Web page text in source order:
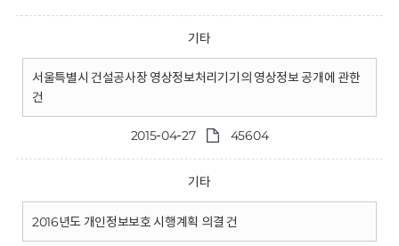
기타
서울특별시 건설공사장 영상정보처리기기의 영상정보 공개에 관한
건
2015-04-27 45604
기타
2016년도 개인정보보호 시행계획 의결 건